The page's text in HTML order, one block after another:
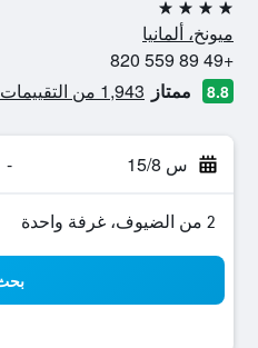
4 نجوم
ميونخ، ألمانيا
+49 89 559 820
8.8 ممتاز 1,943 من التقييمات تم التحقق منها
س 15/8 -
2 من الضيوف، غرفة واحدة